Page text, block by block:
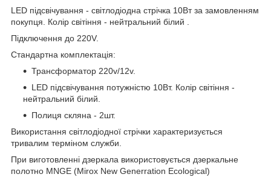
LED підсвічування - світлодіодна стрічка 10Вт за замовленням
покупця. Колір світіння - нейтральний білий .
Підключення до 220V.
Стандартна комплектація:
Трансформатор 220v/12v.
LED підсвічування потужністю 10Вт. Колір світіння -
нейтральний білий.
Полиця скляна - 2шт.
Використання світлодіодної стрічки характеризується
тривалим терміном служби.
При виготовленні дзеркала використовується дзеркальне
полотно MNGE (Mirox New Generration Ecological)